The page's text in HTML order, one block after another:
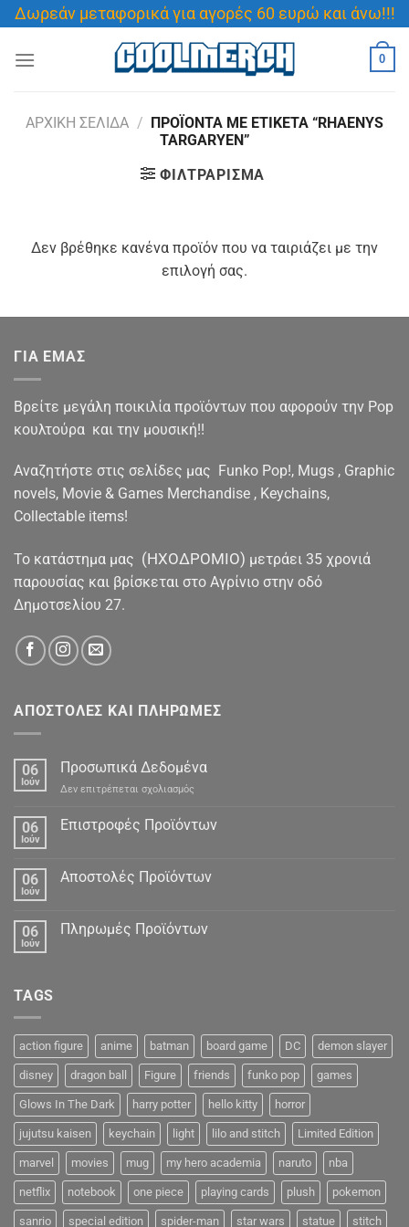
Μετάβαση
στο
περιεχόμενο
Δωρεάν μεταφορικά για αγορές 60 ευρώ και άνω!!!
0
ΑΡΧΙΚΉ ΣΕΛΊΔΑ / ΠΡΟΪΌΝΤΑ ΜΕ ΕΤΙΚΈΤΑ “RHAENYS
TARGARYEN”
ΦΙΛΤΡΆΡΙΣΜΑ
Δεν βρέθηκε κανένα προϊόν που να ταιριάζει με την
επιλογή σας.
ΓΙΑ ΕΜΑΣ
Βρείτε μεγάλη ποικιλία προϊόντων που αφορούν την Pop
κουλτούρα και την μουσική!!
Αναζητήστε στις σελίδες μας Funko Pop!, Mugs , Graphic
novels, Movie & Games Merchandise , Keychains,
Collectable items!
To κατάστημα μας (ΗΧΟΔΡΟΜΙΟ) μετράει 35 χρονιά
παρουσίας και βρίσκεται στο Αγρίνιο στην οδό
Δημοτσελίου 27.
ΑΠΟΣΤΟΛΕΣ ΚΑΙ ΠΛΗΡΩΜΕΣ
06
Ιούν
Προσωπικά Δεδομένα
Δεν επιτρέπεται σχολιασμός
Δεδομένα
06
Ιούν
Επιστροφές Προϊόντων
06
Ιούν
Αποστολές Προϊόντων
06
Ιούν
Πληρωμές Προϊόντων
TAGS
action figure anime batman board game DC demon slayer
disney dragon ball Figure friends funko pop games
Glows In The Dark harry potter hello kitty horror
jujutsu kaisen keychain light lilo and stitch Limited Edition
marvel movies mug my hero academia naruto nba
netflix notebook one piece playing cards plush pokemon
sanrio special edition spider-man star wars statue stitch